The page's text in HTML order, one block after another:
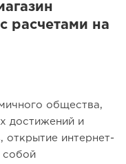
расчетами на
общества,
достижений и
интернет-
собой